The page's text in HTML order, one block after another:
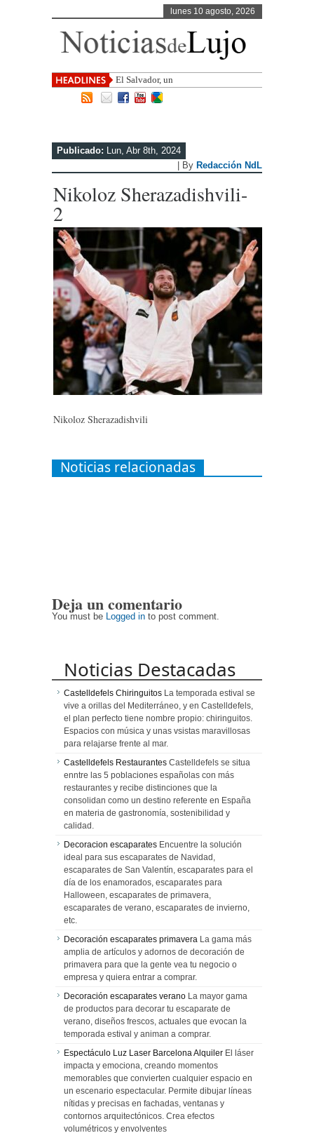
lunes 10 agosto, 2026
El Salvador, uno de los destinos con
ma
Publicado: Lun, Abr 8th, 2024
| By Redacción NdL
Nikoloz Sherazadishvili-
2
Nikoloz Sherazadishvili
Noticias relacionadas
Deja un comentario
You must be Logged in to post comment.
Noticias Destacadas
Castelldefels Chiringuitos La temporada estival se
vive a orillas del Mediterráneo, y en Castelldefels,
el plan perfecto tiene nombre propio: chiringuitos.
Espacios con música y unas vsistas maravillosas
para relajarse frente al mar.
Castelldefels Restaurantes Castelldefels se situa
enntre las 5 poblaciones españolas con más
restaurantes y recibe distinciones que la
consolidan como un destino referente en España
en materia de gastronomía, sostenibilidad y
calidad.
Decoracion escaparates Encuentre la solución
ideal para sus escaparates de Navidad,
escaparates de San Valentín, escaparates para el
día de los enamorados, escaparates para
Halloween, escaparates de primavera,
escaparates de verano, escaparates de invierno,
etc.
Decoración escaparates primavera La gama más
amplia de artículos y adornos de decoración de
primavera para que la gente vea tu negocio o
empresa y quiera entrar a comprar.
Decoración escaparates verano La mayor gama
de productos para decorar tu escaparate de
verano, diseños frescos, actuales que evocan la
temporada estival y animan a comprar.
Espectáculo Luz Laser Barcelona Alquiler El láser
impacta y emociona, creando momentos
memorables que convierten cualquier espacio en
un escenario espectacular. Permite dibujar líneas
nítidas y precisas en fachadas, ventanas y
contornos arquitectónicos. Crea efectos
volumétricos y envolventes